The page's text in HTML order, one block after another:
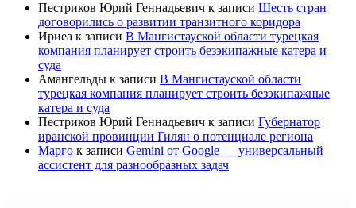
Пестриков Юрий Геннадьевич к записи Шесть стран
договорились о развитии транзитного коридора
Ириеа к записи В Мангистауской области турецкая
компания планирует строить безэкипажные катера и
суда
Амангельды к записи В Мангистауской области
турецкая компания планирует строить безэкипажные
катера и суда
Пестриков Юрий Геннадьевич к записи Губернатор
иранской провинции Гилян о потенциале региона
Марго к записи Gemini от Google — универсальный
ассистент для разнообразных задач